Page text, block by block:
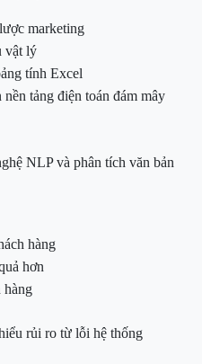
marketing
vật lý
tính Excel
tảng điện toán đám mây
NLP và phân tích văn bản
hàng
hơn
hàng
rủi ro từ lỗi hệ thống